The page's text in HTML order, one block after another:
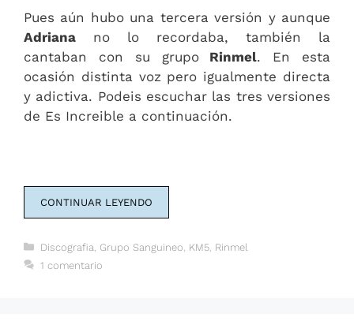
Pues aún hubo una tercera versión y aunque
Adriana no lo recordaba, también la
cantaban con su grupoRinmel. En esta
ocasión distinta voz pero igualmente directa
y adictiva. Podeis escuchar las tres versiones
de Es Increible a continuación.
CONTINUAR LEYENDO
Categorías
Discografia Grupo Sanguineo KM5, Rinmel
1 comentario